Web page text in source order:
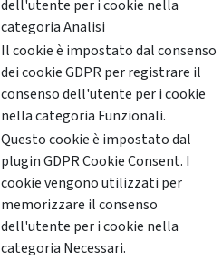
dell'utente per i cookie nella
categoria Analisi
Il cookie è impostato dal consenso
dei cookie GDPR per registrare il
consenso dell'utente per i cookie
nella categoria Funzionali.
Questo cookie è impostato dal
plugin GDPR Cookie Consent. I
cookie vengono utilizzati per
memorizzare il consenso
dell'utente per i cookie nella
categoria Necessari.